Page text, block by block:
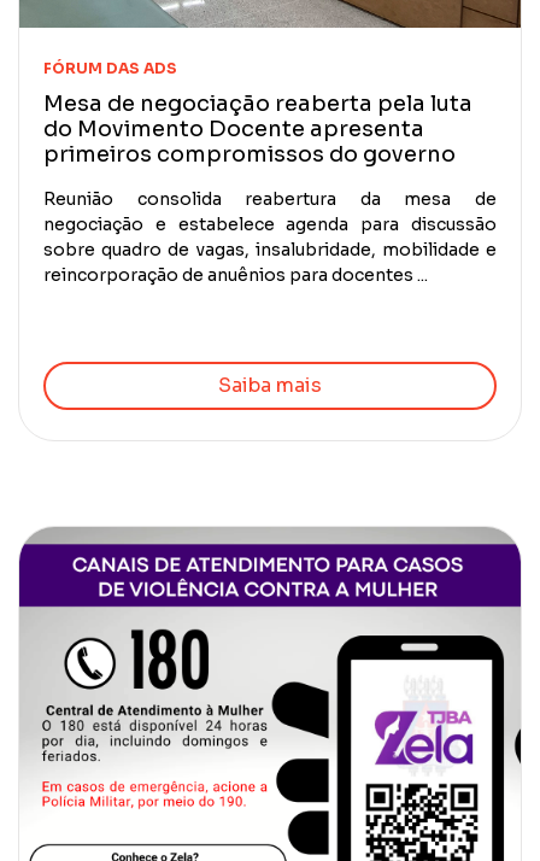
FÓRUM DAS ADS
Mesa de negociação reaberta pela luta
do Movimento Docente apresenta
primeiros compromissos do governo
Reunião consolida reabertura da mesa de
negociação e estabelece agenda para discussão
sobre quadro de vagas, insalubridade, mobilidade e
reincorporação de anuênios para docentes ...
Saiba mais